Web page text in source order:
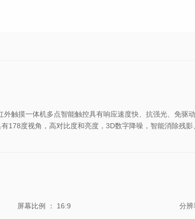
触摸一体机多点智能触控具有响应速度快、抗强光、免
178度视角，高对比度和亮度，3D数字降噪，智能消除残
屏幕比例 ： 16:9 分辨